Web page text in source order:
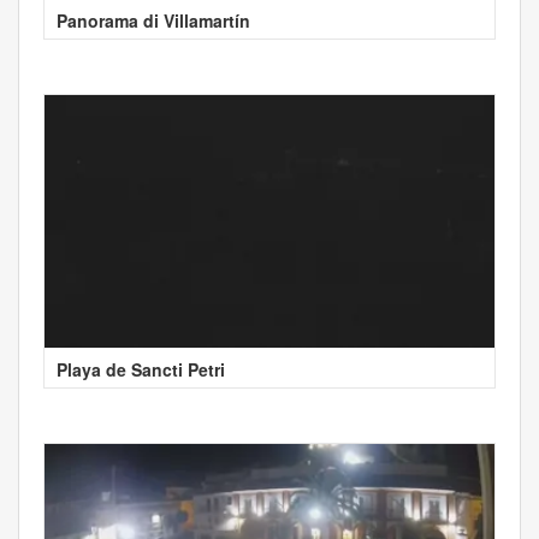
Panorama di Villamartín
Playa de Sancti Petri